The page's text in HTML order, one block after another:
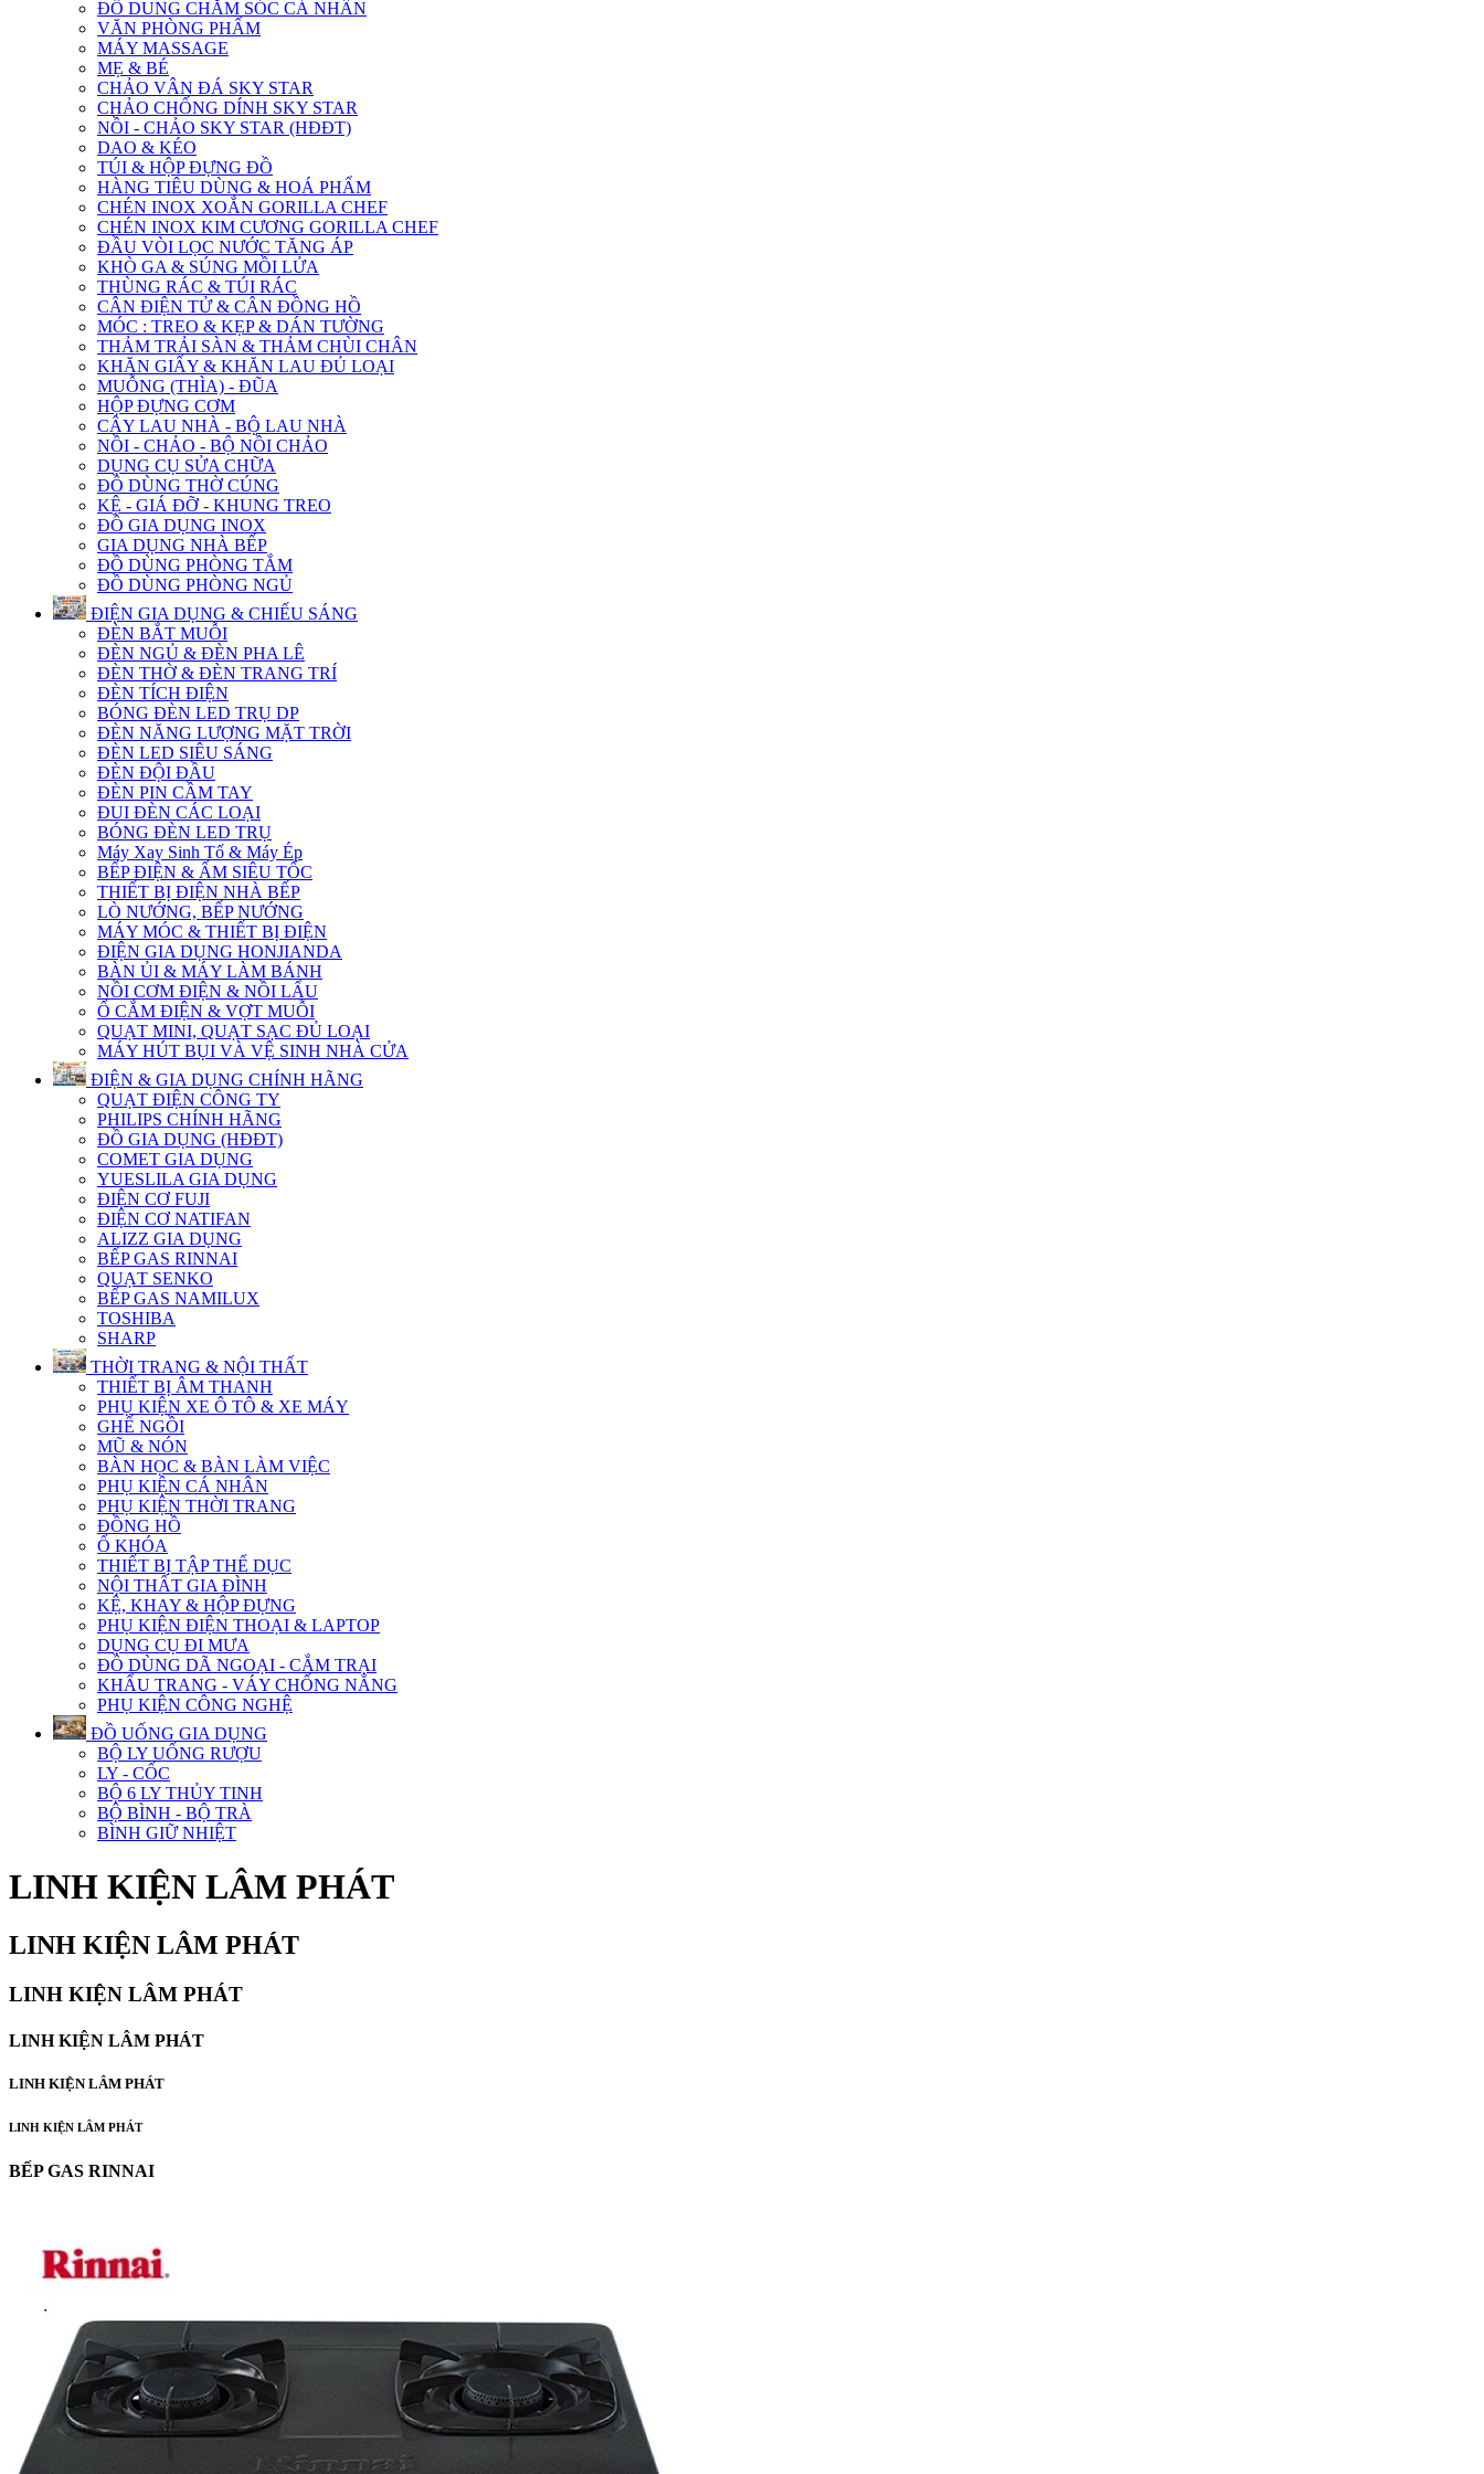
ĐỒ DUNG CHĂM SÓC CÁ NHÂN
VĂN PHÒNG PHẨM
MÁY MASSAGE
MẸ & BÉ
CHẢO VÂN ĐÁ SKY STAR
CHẢO CHỐNG DÍNH SKY STAR
NỒI - CHẢO SKY STAR (HĐĐT)
DAO & KÉO
TÚI & HỘP ĐỰNG ĐỒ
HÀNG TIÊU DÙNG & HOÁ PHẨM
CHÉN INOX XOẮN GORILLA CHEF
CHÉN INOX KIM CƯƠNG GORILLA CHEF
ĐẦU VÒI LỌC NƯỚC TĂNG ÁP
KHÒ GA & SÚNG MỒI LỬA
THÙNG RÁC & TÚI RÁC
CÂN ĐIỆN TỬ & CÂN ĐỒNG HỒ
MÓC : TREO & KẸP & DÁN TƯỜNG
THẢM TRẢI SÀN & THẢM CHÙI CHÂN
KHĂN GIẤY & KHĂN LAU ĐỦ LOẠI
MUỖNG (THÌA) - ĐŨA
HỘP ĐỰNG CƠM
CÂY LAU NHÀ - BỘ LAU NHÀ
NỒI - CHẢO - BỘ NỒI CHẢO
DỤNG CỤ SỬA CHỮA
ĐỒ DÙNG THỜ CÚNG
KỆ - GIÁ ĐỠ - KHUNG TREO
ĐỒ GIA DỤNG INOX
GIA DỤNG NHÀ BẾP
ĐỒ DÙNG PHÒNG TẮM
ĐỒ DÙNG PHÒNG NGỦ
ĐIỆN GIA DỤNG & CHIẾU SÁNG
ĐÈN BẮT MUỖI
ĐÈN NGỦ & ĐÈN PHA LÊ
ĐÈN THỜ & ĐÈN TRANG TRÍ
ĐÈN TÍCH ĐIỆN
BÓNG ĐÈN LED TRỤ DP
ĐÈN NĂNG LƯỢNG MẶT TRỜI
ĐÈN LED SIÊU SÁNG
ĐÈN ĐỘI ĐẦU
ĐÈN PIN CẦM TAY
ĐUI ĐÈN CÁC LOẠI
BÓNG ĐÈN LED TRỤ
Máy Xay Sinh Tố & Máy Ép
BẾP ĐIỆN & ẤM SIÊU TỐC
THIẾT BỊ ĐIỆN NHÀ BẾP
LÒ NƯỚNG, BẾP NƯỚNG
MÁY MÓC & THIẾT BỊ ĐIỆN
ĐIỆN GIA DỤNG HONJIANDA
BÀN ỦI & MÁY LÀM BÁNH
NỒI CƠM ĐIỆN & NỒI LẨU
Ổ CẮM ĐIỆN & VỢT MUỖI
QUẠT MINI, QUẠT SẠC ĐỦ LOẠI
MÁY HÚT BỤI VÀ VỆ SINH NHÀ CỬA
ĐIỆN & GIA DỤNG CHÍNH HÃNG
QUẠT ĐIỆN CÔNG TY
PHILIPS CHÍNH HÃNG
ĐỒ GIA DỤNG (HĐĐT)
COMET GIA DỤNG
YUESLILA GIA DỤNG
ĐIỆN CƠ FUJI
ĐIỆN CƠ NATIFAN
ALIZZ GIA DỤNG
BẾP GAS RINNAI
QUẠT SENKO
BẾP GAS NAMILUX
TOSHIBA
SHARP
THỜI TRANG & NỘI THẤT
THIẾT BỊ ÂM THANH
PHỤ KIỆN XE Ô TÔ & XE MÁY
GHẾ NGỒI
MŨ & NÓN
BÀN HỌC & BÀN LÀM VIỆC
PHỤ KIỆN CÁ NHÂN
PHỤ KIỆN THỜI TRANG
ĐỒNG HỒ
Ổ KHÓA
THIẾT BỊ TẬP THỂ DỤC
NỘI THẤT GIA ĐÌNH
KỆ, KHAY & HỘP ĐỰNG
PHỤ KIỆN ĐIỆN THOẠI & LAPTOP
DỤNG CỤ ĐI MƯA
ĐỒ DÙNG DÃ NGOẠI - CẮM TRẠI
KHẨU TRANG - VÁY CHỐNG NẮNG
PHỤ KIỆN CÔNG NGHỆ
ĐỒ UỐNG GIA DỤNG
BỘ LY UỐNG RƯỢU
LY - CỐC
BỘ 6 LY THỦY TINH
BỘ BÌNH - BỘ TRÀ
BÌNH GIỮ NHIỆT
LINH KIỆN LÂM PHÁT
LINH KIỆN LÂM PHÁT
LINH KIỆN LÂM PHÁT
LINH KIỆN LÂM PHÁT
LINH KIỆN LÂM PHÁT
LINH KIỆN LÂM PHÁT
BẾP GAS RINNAI